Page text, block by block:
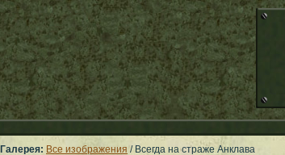
Галерея: Все изображения / Всегда на страже Анклава